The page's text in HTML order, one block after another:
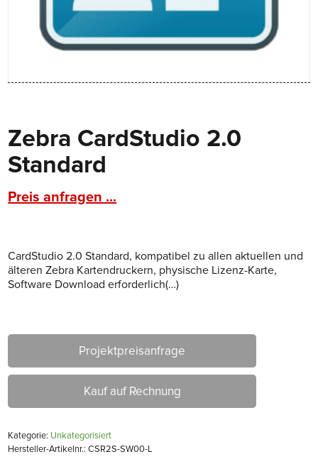
Zebra CardStudio 2.0
Standard
Preis anfragen ...
CardStudio 2.0 Standard, kompatibel zu allen aktuellen und
älteren Zebra Kartendruckern, physische Lizenz-Karte,
Software Download erforderlich(…)
Projektpreisanfrage
Kauf auf Rechnung
Kategorie: Unkategorisiert
Hersteller-Artikelnr.: CSR2S-SW00-L